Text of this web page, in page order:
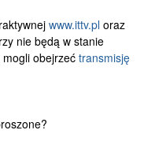
www.ittv.ploraz
nie będą w stanie
mogli obejrzeć transmisję